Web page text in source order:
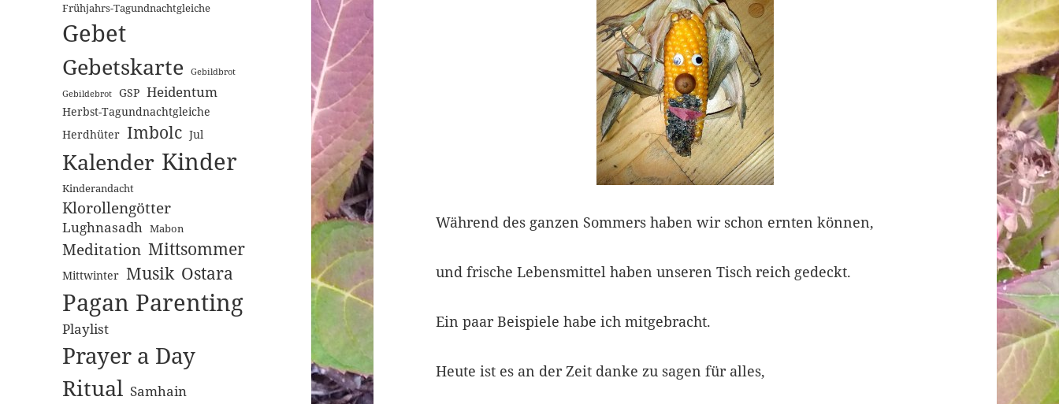
Frühjahrs-Tagundnachtgleiche
Gebet
Gebetskarte
Gebildbrot
Gebildebrot
GSP Heidentum
Herbst-Tagundnachtgleiche
Herdhüter Imbolc Jul
Kalender Kinder
Kinderandacht
Klorollengötter
Lughnasadh Mabon
Meditation Mittsommer
Mittwinter Musik Ostara
Pagan Parenting
Playlist
Prayer a Day
Ritual Samhain
Während des ganzen Sommers haben wir schon ernten können,
und frische Lebensmittel haben unseren Tisch reich gedeckt.
Ein paar Beispiele habe ich mitgebracht.
Heute ist es an der Zeit danke zu sagen für alles,